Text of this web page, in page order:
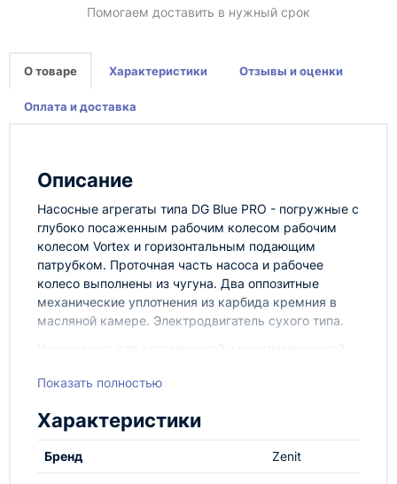
Помогаем доставить в нужный срок
О товаре Характеристики Отзывы и оценки
Оплата и доставка
Описание
Насосные агрегаты типа DG Blue PRO - погружные с
глубоко посаженным рабочим колесом рабочим
колесом Vortex и горизонтальным подающим
патрубком. Проточная часть насоса и рабочее
колесо выполнены из чугуна. Два оппозитные
механические уплотнения из карбида кремния в
масляной камере. Электродвигатель сухого типа.
Назначение: для загрязненной и канализационной
частицами диаметром до 50 мм температурой не
профессионального применения.
Показать полностью
Характеристики
Бренд Zenit